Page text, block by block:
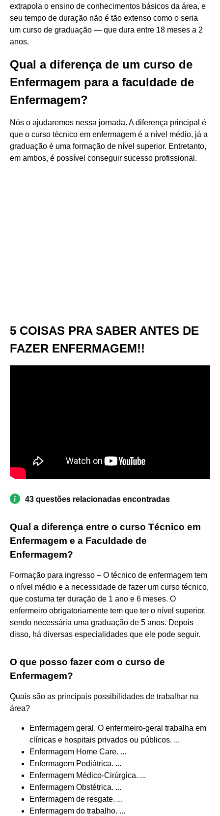
extrapola o ensino de conhecimentos básicos da área, e
seu tempo de duração não é tão extenso como o seria
um curso de graduação — que dura entre 18 meses a 2
anos.
Qual a diferença de um curso de
Enfermagem para a faculdade de
Enfermagem?
Nós o ajudaremos nessa jornada. A diferença principal é
que o curso técnico em enfermagem é a nível médio, já a
graduação é uma formação de nível superior. Entretanto,
em ambos, é possível conseguir sucesso profissional.
5 COISAS PRA SABER ANTES DE
FAZER ENFERMAGEM!!
43 questões relacionadas encontradas
Qual a diferença entre o curso Técnico em
Enfermagem e a Faculdade de
Enfermagem?
Formação para ingresso – O técnico de enfermagem tem
o nível médio e a necessidade de fazer um curso técnico,
que costuma ter duração de 1 ano e 6 meses. O
enfermeiro obrigatoriamente tem que ter o nível superior,
sendo necessária uma graduação de 5 anos. Depois
disso, há diversas especialidades que ele pode seguir.
O que posso fazer com o curso de
Enfermagem?
Quais são as principais possibilidades de trabalhar na
área?
Enfermagem geral. O enfermeiro-geral trabalha em
clínicas e hospitais privados ou públicos. ...
Enfermagem Home Care. ...
Enfermagem Pediátrica. ...
Enfermagem Médico-Cirúrgica. ...
Enfermagem Obstétrica. ...
Enfermagem de resgate. ...
Enfermagem do trabalho. ...